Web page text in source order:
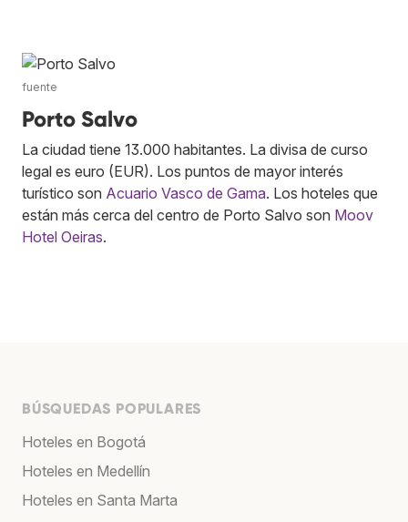
fuente
Porto Salvo
La ciudad tiene 13.000 habitantes. La divisa de curso
legal es euro (EUR). Los puntos de mayor interés
turístico son Acuario Vasco de Gama. Los hoteles que
están más cerca del centro de Porto Salvo son Moov
Hotel Oeiras.
BÚSQUEDAS POPULARES
Hoteles en Bogotá
Hoteles en Medellín
Hoteles en Santa Marta